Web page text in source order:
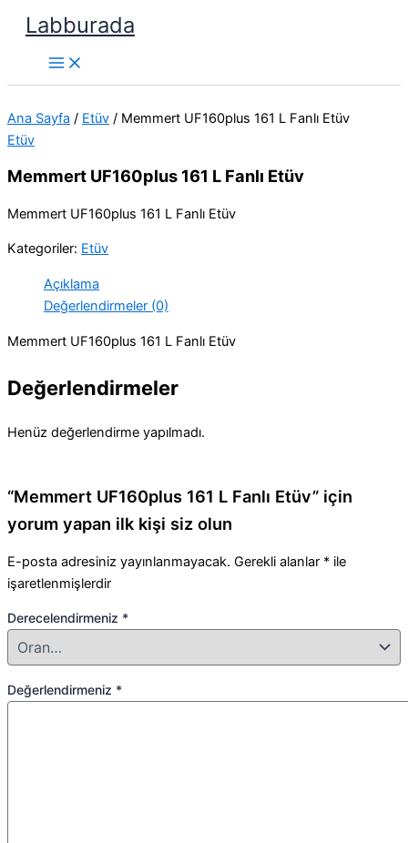
İçeriğe
atla
Labburada
Ana Sayfa / Etüv / Memmert UF160plus 161 L Fanlı Etüv
Etüv
Memmert UF160plus 161 L Fanlı Etüv
Memmert UF160plus 161 L Fanlı Etüv
Kategoriler: Etüv
Açıklama
Değerlendirmeler (0)
Memmert UF160plus 161 L Fanlı Etüv
Değerlendirmeler
Henüz değerlendirme yapılmadı.
“Memmert UF160plus 161 L Fanlı Etüv” için
yorum yapan ilk kişi siz olun
E-posta adresiniz yayınlanmayacak. Gerekli alanlar * ile
işaretlenmişlerdir
Derecelendirmeniz *
Değerlendirmeniz *